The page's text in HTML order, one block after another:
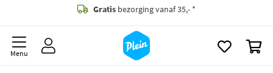
Gratis bezorging vanaf 35,- *
besteld,
retourneren
Menu